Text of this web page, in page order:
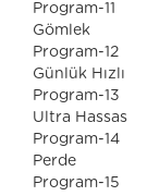
Program-11
Gömlek
Program-12
Günlük Hızlı
Program-13
Ultra Hassas
Program-14
Perde
Program-15